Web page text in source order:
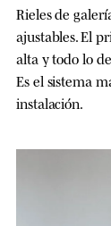
Rieles de
ajustables. El
alta y todo lo
Es el sistema
instalación.